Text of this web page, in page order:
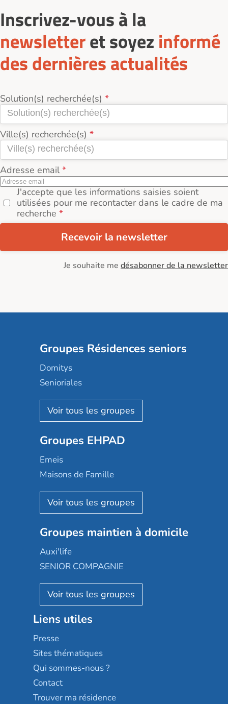
Inscrivez-vous à la
newsletteret soyez informé
des dernières actualités
Solution(s) recherchée(s)
Ville(s) recherchée(s)
Adresse email
J'accepte que les informations saisies soient
utilisées pour me recontacter dans le cadre de ma
recherche
Recevoir la newsletter
Je souhaite me désabonner de la newsletter
Groupes Résidences seniors
Domitys
Senioriales
Nohée
Les Résidentiels
Mobicap
Domusvi
Happy Senior
Aquarelia
Nexity edenea
Les jardins d'Arcadie
Occitalia
Appartseniors
Reseda
Stella management
Les villages d'or
Sérénys
Résidences services Villa Médicis
Groupes EHPAD
Emeis
Maisons de Famille
Korian
Emera
Groupe SOS
Le Noble Âge
Almage
Résidalya
Groupe aplus
Groupes maintien à domicile
Auxi'life
SENIOR COMPAGNIE
AGE D'OR Services
Liens utiles
Presse
Sites thématiques
Qui sommes-nous ?
Contact
Trouver ma résidence